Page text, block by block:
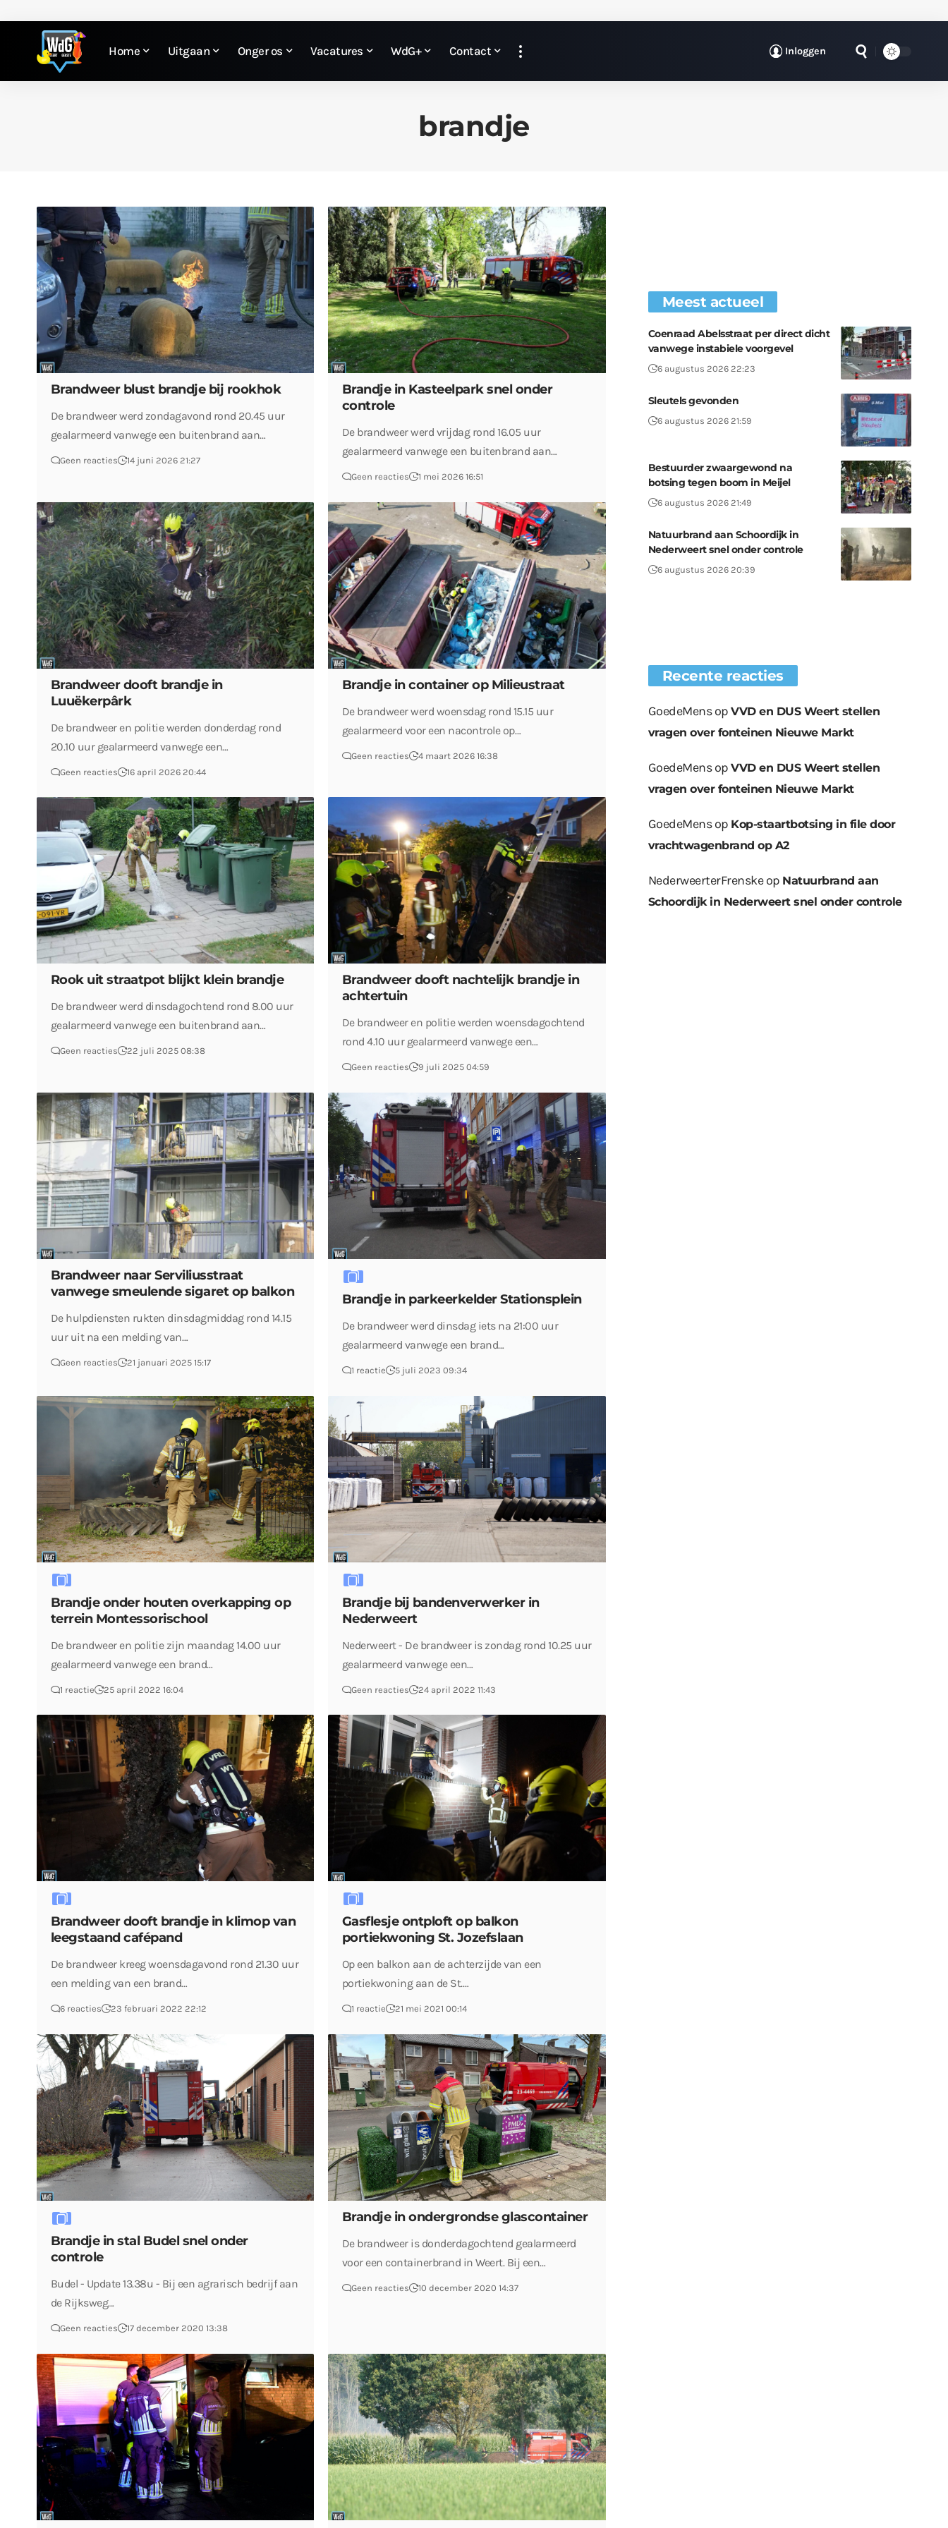
Home Uitgaan Onger os Vacatures WdG+ Contact Inloggen
brandje
Brandweer blust brandje bij rookhok
De brandweer werd zondagavond rond 20.45 uur
gealarmeerd vanwege een buitenbrand aan…
Geen reacties 14 juni 2026 21:27
Brandje in Kasteelpark snel onder
controle
De brandweer werd vrijdag rond 16.05 uur
gealarmeerd vanwege een buitenbrand aan…
Geen reacties 1 mei 2026 16:51
Brandweer dooft brandje in
Luuëkerpârk
De brandweer en politie werden donderdag rond
20.10 uur gealarmeerd vanwege een…
Geen reacties 16 april 2026 20:44
Brandje in container op Milieustraat
De brandweer werd woensdag rond 15.15 uur
gealarmeerd voor een nacontrole op…
Geen reacties 4 maart 2026 16:38
Rook uit straatpot blijkt klein brandje
De brandweer werd dinsdagochtend rond 8.00 uur
gealarmeerd vanwege een buitenbrand aan…
Geen reacties 22 juli 2025 08:38
Brandweer dooft nachtelijk brandje in
achtertuin
De brandweer en politie werden woensdagochtend
rond 4.10 uur gealarmeerd vanwege een…
Geen reacties 9 juli 2025 04:59
Brandweer naar Serviliusstraat
vanwege smeulende sigaret op balkon
De hulpdiensten rukten dinsdagmiddag rond 14.15
uur uit na een melding van…
Geen reacties 21 januari 2025 15:17
Brandje in parkeerkelder Stationsplein
De brandweer werd dinsdag iets na 21:00 uur
gealarmeerd vanwege een brand…
1 reactie 5 juli 2023 09:34
Brandje onder houten overkapping op
terrein Montessorischool
De brandweer en politie zijn maandag 14.00 uur
gealarmeerd vanwege een brand…
1 reactie 25 april 2022 16:04
Brandje bij bandenverwerker in
Nederweert
Nederweert - De brandweer is zondag rond 10.25 uur
gealarmeerd vanwege een…
Geen reacties 24 april 2022 11:43
Brandweer dooft brandje in klimop van
leegstaand cafépand
De brandweer kreeg woensdagavond rond 21.30 uur
een melding van een brand…
6 reacties 23 februari 2022 22:12
Gasflesje ontploft op balkon
portiekwoning St. Jozefslaan
Op een balkon aan de achterzijde van een
portiekwoning aan de St.…
1 reactie 21 mei 2021 00:14
Brandje in stal Budel snel onder
controle
Budel - Update 13.38u - Bij een agrarisch bedrijf aan
de Rijksweg…
Geen reacties 17 december 2020 13:38
Brandje in ondergrondse glascontainer
De brandweer is donderdagochtend gealarmeerd
voor een containerbrand in Weert. Bij een…
Geen reacties 10 december 2020 14:37
Meest actueel
Coenraad Abelsstraat per direct dicht
vanwege instabiele voorgevel
6 augustus 2026 22:23
Sleutels gevonden
6 augustus 2026 21:59
Bestuurder zwaargewond na
botsing tegen boom in Meijel
6 augustus 2026 21:49
Natuurbrand aan Schoordijk in
Nederweert snel onder controle
6 augustus 2026 20:39
Recente reacties
GoedeMensopVVD en DUS Weert stellen
vragen over fonteinen Nieuwe Markt
GoedeMensopVVD en DUS Weert stellen
vragen over fonteinen Nieuwe Markt
GoedeMensop Kop-staartbotsing in file door
vrachtwagenbrand op A2
NederweerterFrenskeop Natuurbrand aan
Schoordijk in Nederweert snel onder controle